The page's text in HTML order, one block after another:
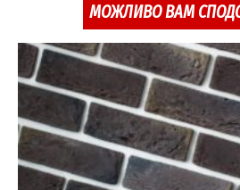
МОЖЛИВО ВАМ